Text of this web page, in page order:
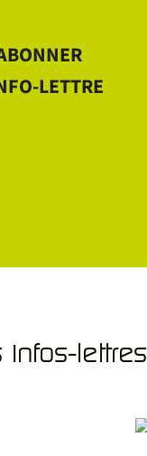
LETTRE
lettres